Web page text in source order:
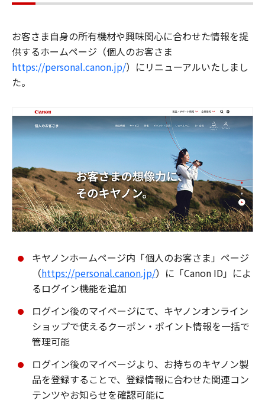
お客さま自身の所有機材や興味関心に合わせた情報を提
供するホームページ（個人のお客さま
https://personal.canon.jp/）にリニューアルいたしまし
た。
キヤノンホームページ内「個人のお客さま」ページ
（https://personal.canon.jp/）に「Canon ID」によ
るログイン機能を追加
ログイン後のマイページにて、キヤノンオンライン
ショップで使えるクーポン・ポイント情報を一括で
管理可能
ログイン後のマイページより、お持ちのキヤノン製
品を登録することで、登録情報に合わせた関連コン
テンツやお知らせを確認可能に